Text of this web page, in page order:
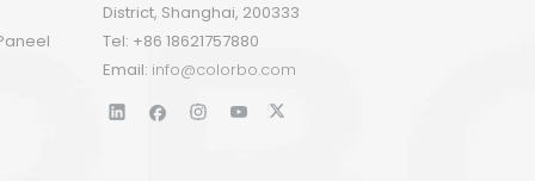
District, Shanghai, 200333
Tel: +86 18621757880
Email: info@colorbo.com